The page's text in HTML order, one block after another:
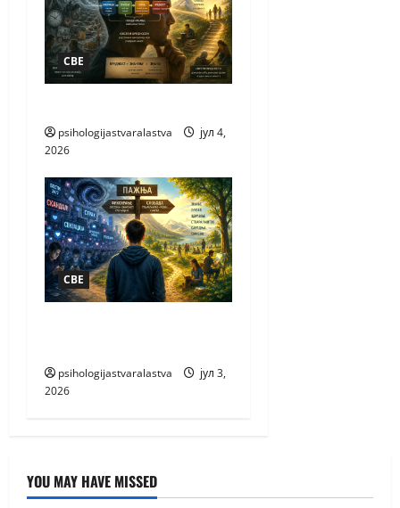
СВЕ
psihologijastvaralastva
јул 4,
2026
СВЕ
psihologijastvaralastva
јул 3,
2026
YOU MAY HAVE MISSED